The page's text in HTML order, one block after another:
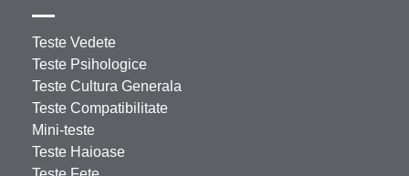
Teste Vedete
Teste Psihologice
Teste Cultura Generala
Teste Compatibilitate
Mini-teste
Teste Haioase